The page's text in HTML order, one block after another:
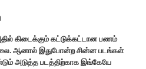
கிடைக்கும் கட்டுக்கட்டான பணம்
ஆனால் இதுபோன்ற சின்ன படங்கள்
அடுத்த படத்திற்காக இங்கேயே